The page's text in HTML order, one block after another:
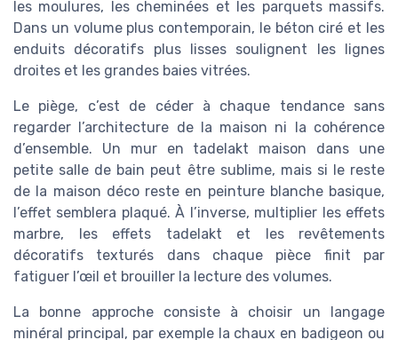
les moulures, les cheminées et les parquets massifs.
Dans un volume plus contemporain, le béton ciré et les
enduits décoratifs plus lisses soulignent les lignes
droites et les grandes baies vitrées.
Le piège, c’est de céder à chaque tendance sans
regarder l’architecture de la maison ni la cohérence
d’ensemble. Un mur en tadelakt maison dans une
petite salle de bain peut être sublime, mais si le reste
de la maison déco reste en peinture blanche basique,
l’effet semblera plaqué. À l’inverse, multiplier les effets
marbre, les effets tadelakt et les revêtements
décoratifs texturés dans chaque pièce finit par
fatiguer l’œil et brouiller la lecture des volumes.
La bonne approche consiste à choisir un langage
minéral principal, par exemple la chaux en badigeon ou